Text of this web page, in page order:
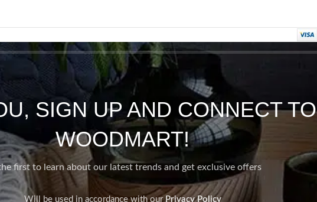
SIGN UP AND CONNECT TO
WOODMART!
first to learn about our latest trends and get exclusive offers
Will be used in accordance with ourPrivacy Policy